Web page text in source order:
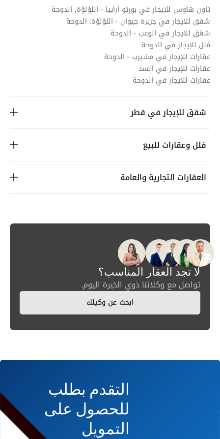
تاون هاوس للايجار في بورتو أرابيا - اللؤلؤة, الدوحة
شقق للايجار في جزيرة جيوان - اللؤلؤة, الدوحة
شقق للايجار في الوعب - الدوحة
فلل للإيجار في الدوحة
عقارات للإيجار في مشيرب - الدوحة
عقارات للإيجار في السد
عقارات للايجار في الدوحة
شقق للإيجار في قطر
فلل وعقارات للبيع
العقارات التجارية والعامة
لا تجد العقار المناسب؟
تواصل مع وكلائنا ذوي الخبرة اليوم.
ابحث عن وكيلك
التقدم بطلب
للحصول على
التمويل